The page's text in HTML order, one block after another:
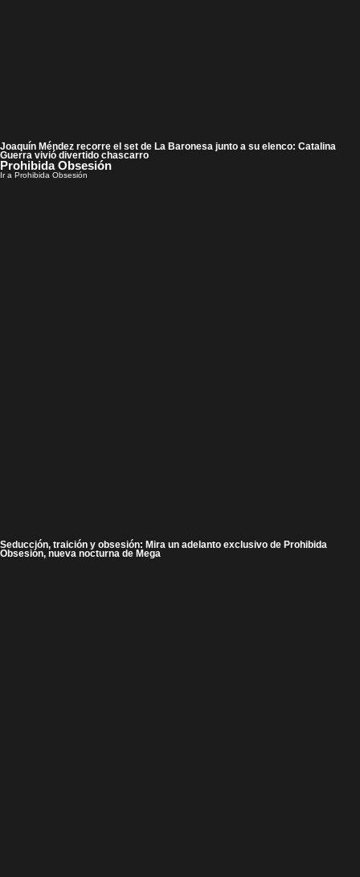
Joaquín Méndez recorre el set de La Baronesa junto a su elenco: Catalina
Guerra vivió divertido chascarro
Prohibida Obsesión
Ir a Prohibida Obsesión
Seducción, traición y obsesión: Mira un adelanto exclusivo de Prohibida
Obsesión, nueva nocturna de Mega